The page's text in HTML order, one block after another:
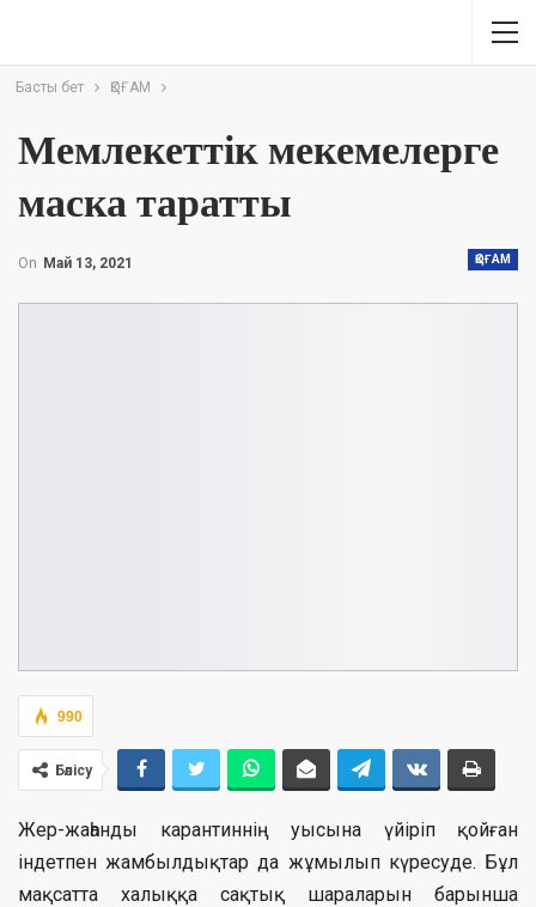
Басты бет ҚОҒАМ
Мемлекеттік мекемелерге
маска таратты
ҚОҒАМ
On Май 13, 2021
990
Бөлісу
Жер-жаһанды карантиннің уысына үйіріп қойған
індетпен жамбылдықтар да жұмылып күресуде. Бұл
мақсатта халыққа сақтық шараларын барынша